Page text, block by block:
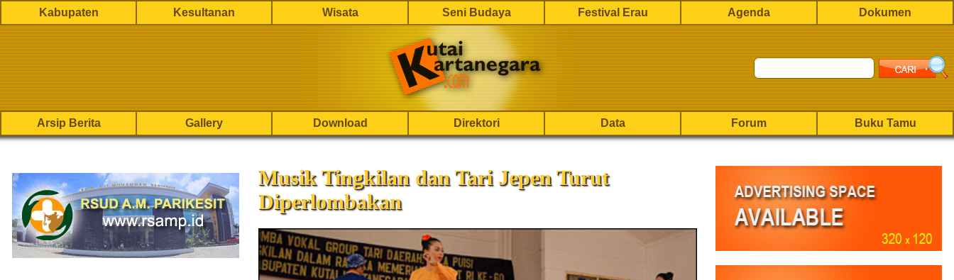
Kabupaten Kesultanan Wisata Seni Budaya Festival Erau Agenda Dokumen
Arsip Berita Gallery Download Direktori Data Forum Buku Tamu
Musik Tingkilan dan Tari Jepen Turut
Diperlombakan